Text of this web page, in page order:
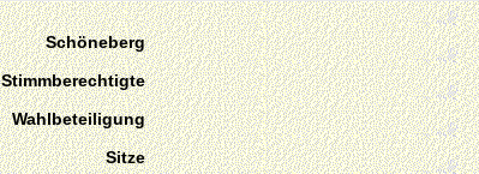
Schöneberg
Stimmberechtigte
Wahlbeteiligung
Sitze